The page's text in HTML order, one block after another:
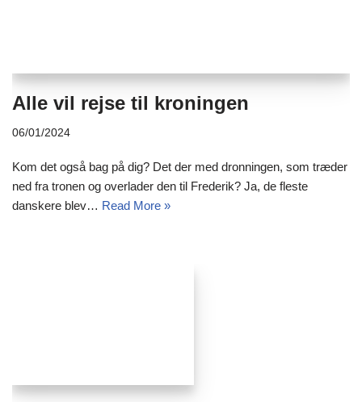
Alle vil rejse til kroningen
06/01/2024
Kom det også bag på dig? Det der med dronningen, som træder
ned fra tronen og overlader den til Frederik? Ja, de fleste
danskere blev… Read More »